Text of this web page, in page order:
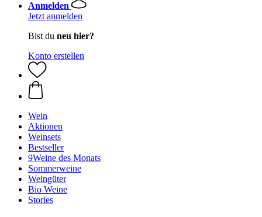
Anmelden
Jetzt anmelden
Bist du neu hier?
Konto erstellen
Wein
Aktionen
Weinsets
Bestseller
9Weine des Monats
Sommerweine
Weingüter
Bio Weine
Stories